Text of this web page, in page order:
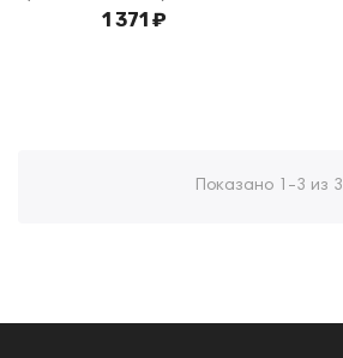
1 371 ₽
Показано 1-3 из 3